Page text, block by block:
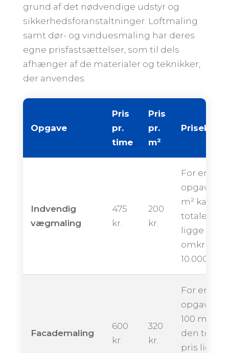
grund af det nødvendige udstyr og
sikkerhedsforanstaltninger. Loftmaling
samt dør- og vinduesmaling har deres
egne prisfastsættelser, som til dels
afhænger af de materialer og teknikker,
der anvendes.
Opgave
Pris
pr.
time
Pris
pr.
m²
Indvendig
vægmaling
475
kr.
200
kr.
For en
opgave på
m² kan
totale pris
ligge
omkring
10.000
Facademaling
600
kr.
320
kr.
For en
opgave på
100 m² kan
den totale
pris ligge